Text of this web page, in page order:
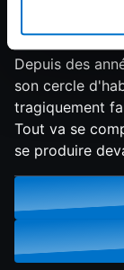
Paris, les
femme
Depuis des
son cercle
tragiquement
Tout va se
se produire